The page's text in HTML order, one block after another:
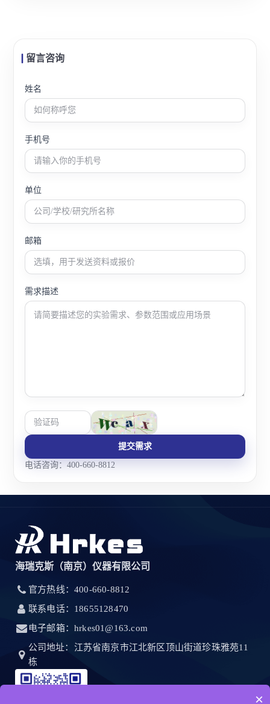
留言咨询
姓名
手机号
单位
邮箱
需求描述
提交需求
电话咨询：400-660-8812
海瑞克斯（南京）仪器有限公司
官方热线：400-660-8812
联系电话：18655128470
电子邮箱：hrkes01@163.com
公司地址：江苏省南京市江北新区顶山街道珍珠雅苑11
栋
×